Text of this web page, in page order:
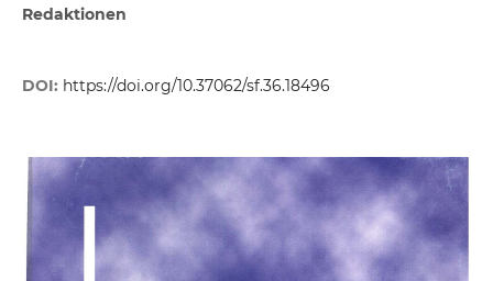
Redaktionen
DOI: https://doi.org/10.37062/sf.36.18496